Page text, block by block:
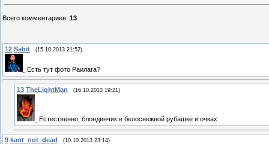
Всего комментариев: 13
12 Sabit (15.10.2013 21:52)
Есть тут фото Раилага?
13 TheLightMan (16.10.2013 19:21)
Естественно, блондинчик в белоснежной рубашке и очках.
9 kant_not_dead (10.10.2013 23:14)